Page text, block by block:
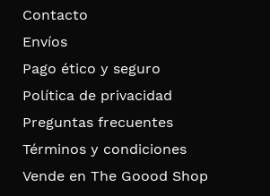
Contacto
Envíos
Pago ético y seguro
Política de privacidad
Preguntas frecuentes
Términos y condiciones
Vende en The Goood Shop